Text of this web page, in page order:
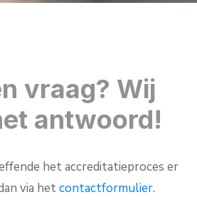
vraag? Wij
antwoord!
het accreditatieproces er
via hetcontactformulier.